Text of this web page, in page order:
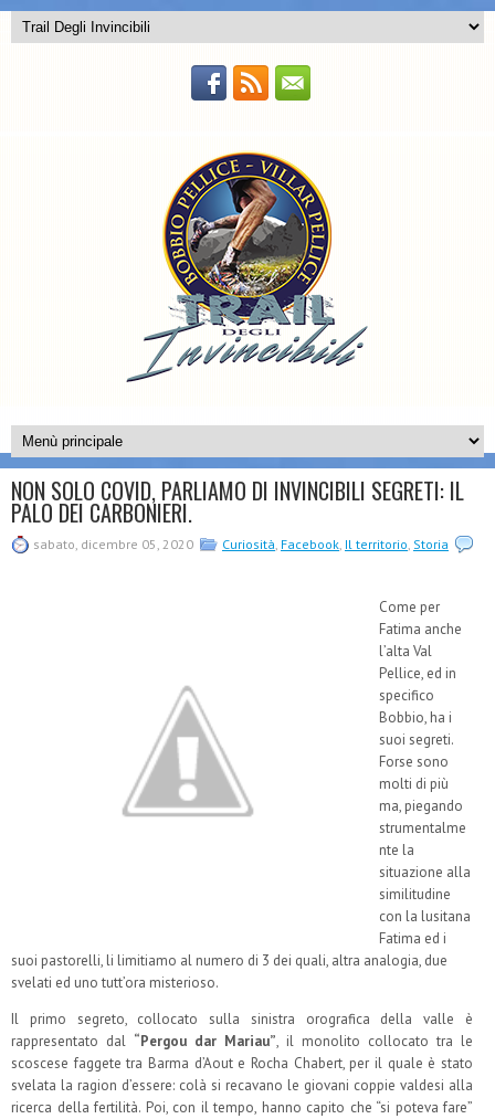
NON SOLO COVID, PARLIAMO DI INVINCIBILI SEGRETI: IL
PALO DEI CARBONIERI.
sabato, dicembre 05, 2020 Curiosità, Facebook, Il territorio, Storia
Come per
Fatima anche
l’alta Val
Pellice, ed in
specifico
Bobbio, ha i
suoi segreti.
Forse sono
molti di più
ma, piegando
strumentalme
nte la
situazione alla
similitudine
con la lusitana
Fatima ed i
suoi pastorelli, li limitiamo al numero di 3 dei quali, altra analogia, due
svelati ed uno tutt’ora misterioso.
Il primo segreto, collocato sulla sinistra orografica della valle è
rappresentato dal “Pergou dar Mariau”, il monolito collocato tra le
scoscese faggete tra Barma d’Aout e Rocha Chabert, per il quale è stato
svelata la ragion d’essere: colà si recavano le giovani coppie valdesi alla
ricerca della fertilità. Poi, con il tempo, hanno capito che “si poteva fare”